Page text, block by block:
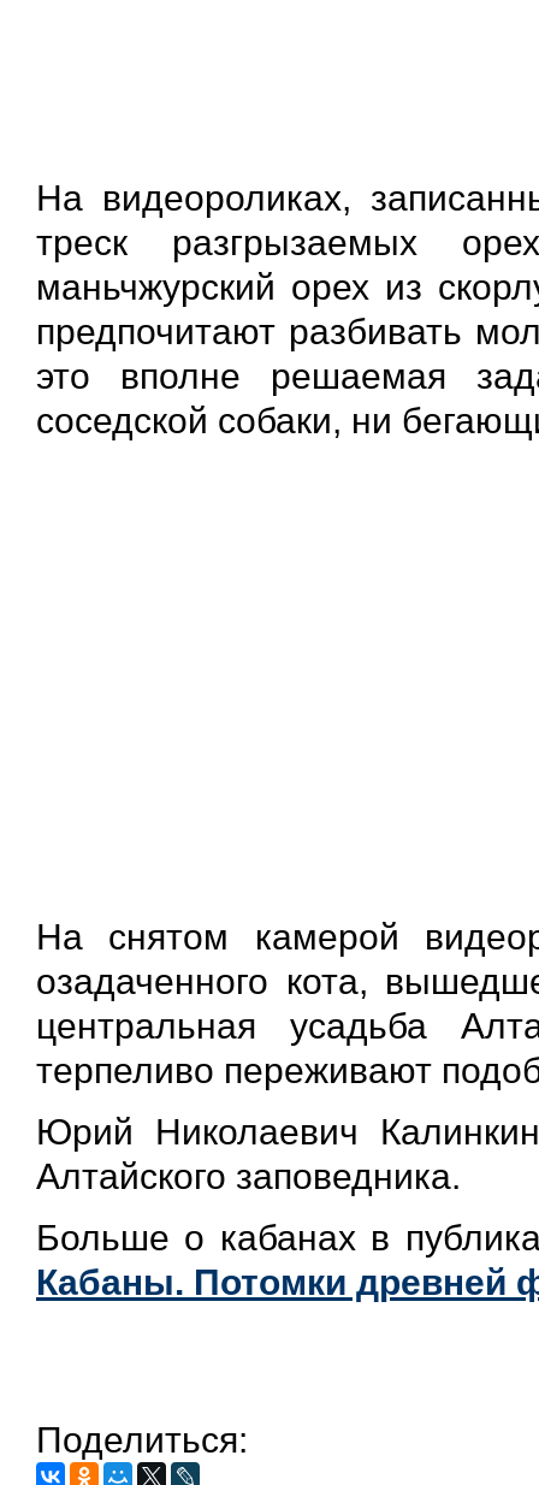
На видеороликах,
треск разгрызаемых
маньчжурский орех из
предпочитают разбивать
это вполне решаемая
соседской собаки, ни
На снятом камерой
озадаченного кота,
центральная усадьба
терпеливо переживают
Юрий Николаевич
Алтайского заповедника.
Больше о кабанах в
Кабаны. Потомки древней
Поделиться: